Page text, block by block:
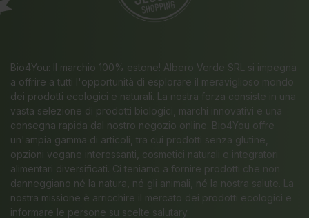
Bio4You: Il marchio 100% estone! Albero Verde SRL si impegna
a offrire a tutti l'opportunità di esplorare il meraviglioso mondo
dei prodotti ecologici e naturali. La nostra forza consiste in una
vasta selezione di prodotti biologici, marchi innovativi e una
consegna rapida dal nostro negozio online. Bio4You offre
un'ampia gamma di articoli, tra cui prodotti senza glutine,
opzioni vegane interessanti, cosmetici naturali e integratori
alimentari diversificati. Ci teniamo a fornire prodotti che non
danneggiano né la natura, né gli animali, né la nostra salute. La
nostra missione è arricchire il mercato dei prodotti ecologici e
informare le persone su scelte salutary.